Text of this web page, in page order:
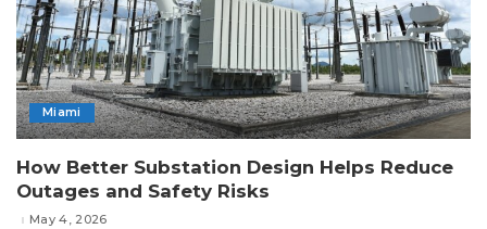
Miami
How Better Substation Design Helps Reduce
Outages and Safety Risks
May 4, 2026